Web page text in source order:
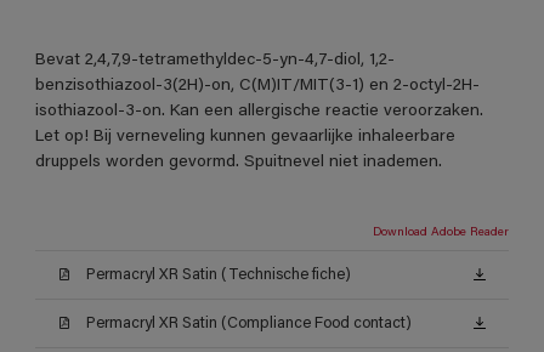
Bevat 2,4,7,9-tetramethyldec-5-yn-4,7-diol, 1,2-
benzisothiazool-3(2H)-on, C(M)IT/MIT(3-1) en 2-octyl-2H-
isothiazool-3-on. Kan een allergische reactie veroorzaken.
Let op! Bij verneveling kunnen gevaarlijke inhaleerbare
druppels worden gevormd. Spuitnevel niet inademen.
Download Adobe Reader
Permacryl XR Satin (Technische fiche)
Permacryl XR Satin (Compliance Food contact)